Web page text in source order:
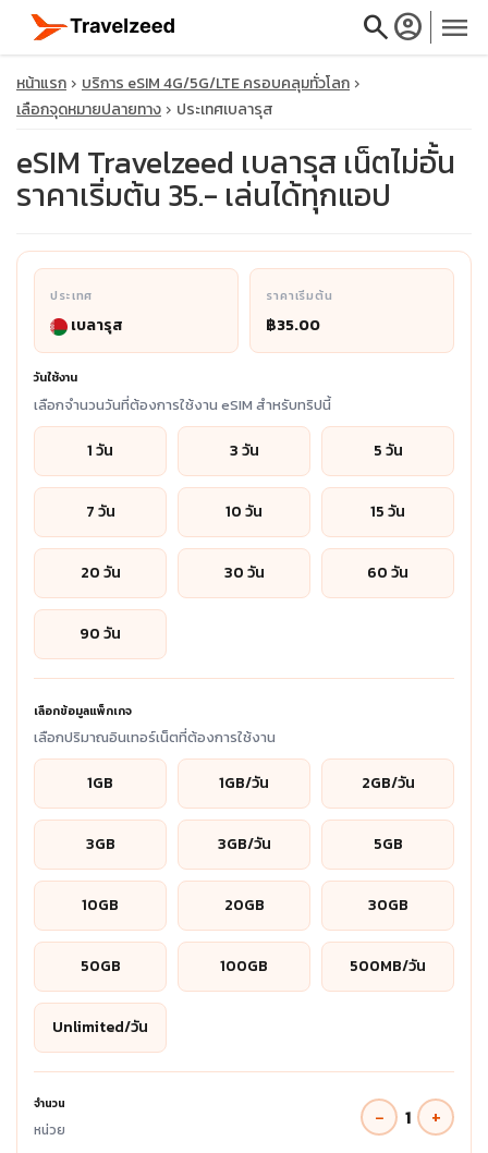
searchaccount_circle menu
travel_explore
calendar_month
หน้าแรก
บริการ eSIM 4G/5G/LTE ครอบคลุมทั่วโลก
เลือกจุดหมายปลายทาง
ประเทศเบลารุส
eSIM Travelzeed เบลารุส เน็ตไม่อั้น
ราคาเริ่มต้น 35.- เล่นได้ทุกแอป
ประเทศ
เบลารุส
ราคาเริ่มต้น
฿35.00
วันใช้งาน
เลือกจำนวนวันที่ต้องการใช้งาน eSIM สำหรับทริปนี้
1 วัน 3 วัน 5 วัน
7 วัน 10 วัน 15 วัน
20 วัน 30 วัน 60 วัน
90 วัน
เลือกข้อมูลแพ็กเกจ
เลือกปริมาณอินเทอร์เน็ตที่ต้องการใช้งาน
1GB 1GB/วัน 2GB/วัน
3GB 3GB/วัน 5GB
10GB 20GB 30GB
50GB 100GB 500MB/วัน
Unlimited/วัน
จำนวน
หน่วย − 1 +